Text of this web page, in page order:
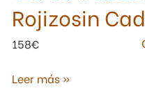
Rojizosin
158€
Cadena
Leer más »